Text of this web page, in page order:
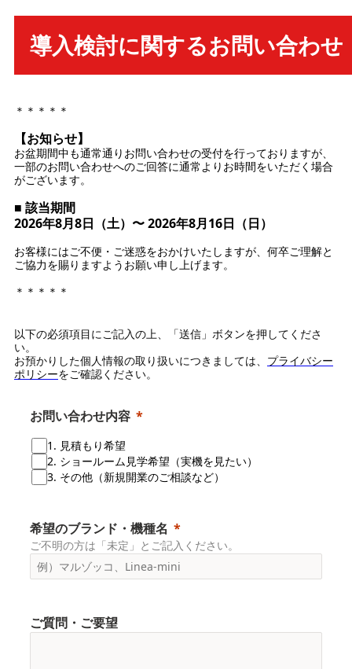
導入検討に関するお問い合わせ
＊＊＊＊＊
【お知らせ】
お盆期間中も通常通りお問い合わせの受付を行っておりますが、
一部のお問い合わせへのご回答に通常よりお時間をいただく場合
がございます。
■ 該当期間
2026年8月8日（土）〜 2026年8月16日（日）
お客様にはご不便・ご迷惑をおかけいたしますが、何卒ご理解と
ご協力を賜りますようお願い申し上げます。
＊＊＊＊＊
以下の必須項目にご記入の上、「送信」ボタンを押してくださ
い。
お預かりした個人情報の取り扱いにつきましては、 プライバシー
ポリシーをご確認ください。
お問い合わせ内容
1. 見積もり希望
2. ショールーム見学希望（実機を見たい）
3. その他（新規開業のご相談など）
希望のブランド・機種名
ご不明の方は「未定」とご記入ください。
ご質問・ご要望